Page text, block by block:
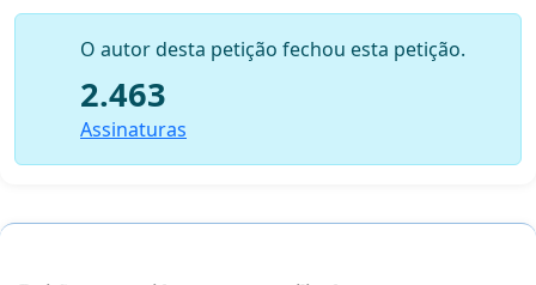
igsh=MXgyNmw4OHczNDFteA==
https://www.instagram.com/barculturalunifei?
igsh=djQ2ZTg0ZDduY2U4
O autor desta petição fechou esta petição.
2.463
Assinaturas